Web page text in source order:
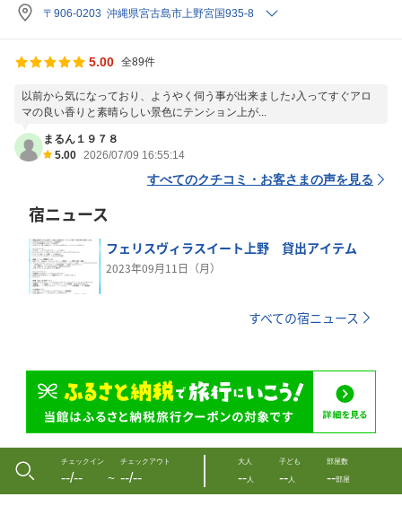
〒906-0203 沖縄県宮古島市上野宮国935-8
5.00 全89件
以前から気になっており、ようやく伺う事が出来ました♪入ってすぐアロ
マの良い香りと素晴らしい景色にテンション上が...
まるん１９７８
5.00 2026/07/09 16:55:14
すべてのクチコミ・お客さまの声を見る
宿ニュース
フェリスヴィラスイート上野 貸出アイテム
2023年09月11日（月）
すべての宿ニュース
チェックイン
--/-- 〜
チェックアウト
--/--
大人
--人
子ども
--人
部屋数
--部屋